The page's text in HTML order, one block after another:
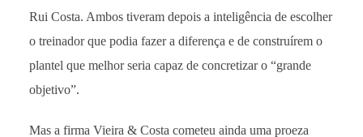
Rui Costa. Ambos tiveram depois a inteligência de escolher
o treinador que podia fazer a diferença e de construírem o
plantel que melhor seria capaz de concretizar o “grande
objetivo”.
Mas a firma Vieira & Costa cometeu ainda uma proeza